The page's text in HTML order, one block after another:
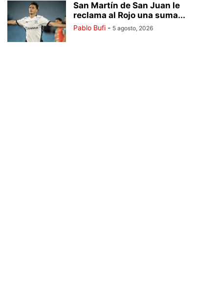
San Martín de San Juan le
reclama al Rojo una suma...
Pablo Bufi - 5 agosto, 2026